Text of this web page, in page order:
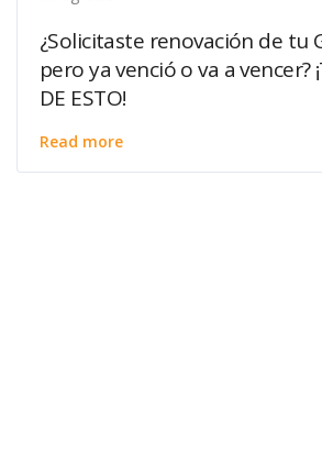
¿Solicitaste renovación de tu
pero ya venció o va a vencer?
DE ESTO!
Read more